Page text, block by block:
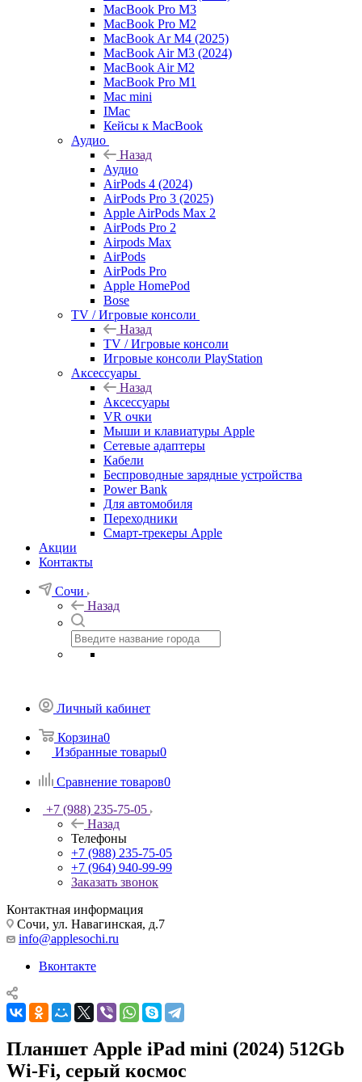
MacBook Pro M3
MacBook Pro M2
MacBook Ar M4 (2025)
MacBook Air M3 (2024)
MacBook Air M2
MacBook Pro M1
Mac mini
IMac
Кейсы к MacBook
Аудио
Назад
Аудио
AirPods 4 (2024)
AirPods Pro 3 (2025)
Apple AirPods Max 2
AirPods Pro 2
Airpods Max
AirPods
AirPods Pro
Apple HomePod
Bose
TV / Игровые консоли
Назад
TV / Игровые консоли
Игровые консоли PlayStation
Аксессуары
Назад
Аксессуары
VR очки
Мыши и клавиатуры Apple
Сетевые адаптеры
Кабели
Беспроводные зарядные устройства
Power Bank
Для автомобиля
Переходники
Смарт-трекеры Apple
Акции
Контакты
Сочи
Назад
Личный кабинет
Корзина0
Избранные товары0
Сравнение товаров0
+7 (988) 235-75-05
Назад
Телефоны
+7 (988) 235-75-05
+7 (964) 940-99-99
Заказать звонок
Контактная информация
Сочи, ул. Навагинская, д.7
info@applesochi.ru
Вконтакте
Планшет Apple iPad mini (2024) 512Gb
Wi-Fi, серый космос